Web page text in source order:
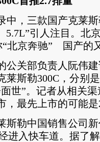
，三款国产克莱
5.7L”引人注目。北
“北京奔驰” 国产的
关部负责人阮伟建
莱斯勒300C，分别
世”。记者从相关
，最先上市的可能
勒中国销售公司新
进入快车道。据了